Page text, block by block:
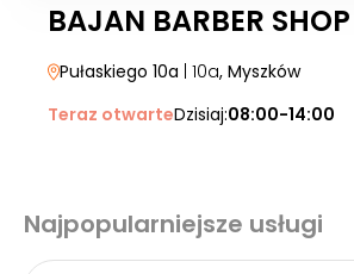
BAJAN BARBER SHOP
Pułaskiego 10a | 10a, Myszków
Teraz otwarteDzisiaj:08:00-14:00
Najpopularniejsze usługi